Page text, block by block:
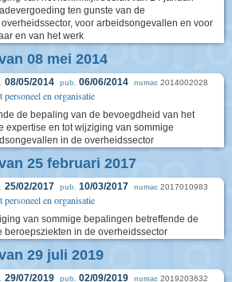
ten gunste van de
voor arbeidsongevallen en voor
en van het werk
08 mei 2014
08/05/2014 pub. 06/06/2014 numac 2014002028
personeel en organisatie
de bepaling van de bevoegdheid van het
expertise en tot wijziging van sommige
in de overheidssector
25 februari 2017
25/02/2017 pub. 10/03/2017 numac 2017010983
personeel en organisatie
van sommige bepalingen betreffende de
in de overheidssector
29 juli 2019
29/07/2019 pub. 02/09/2019 numac 2019203632